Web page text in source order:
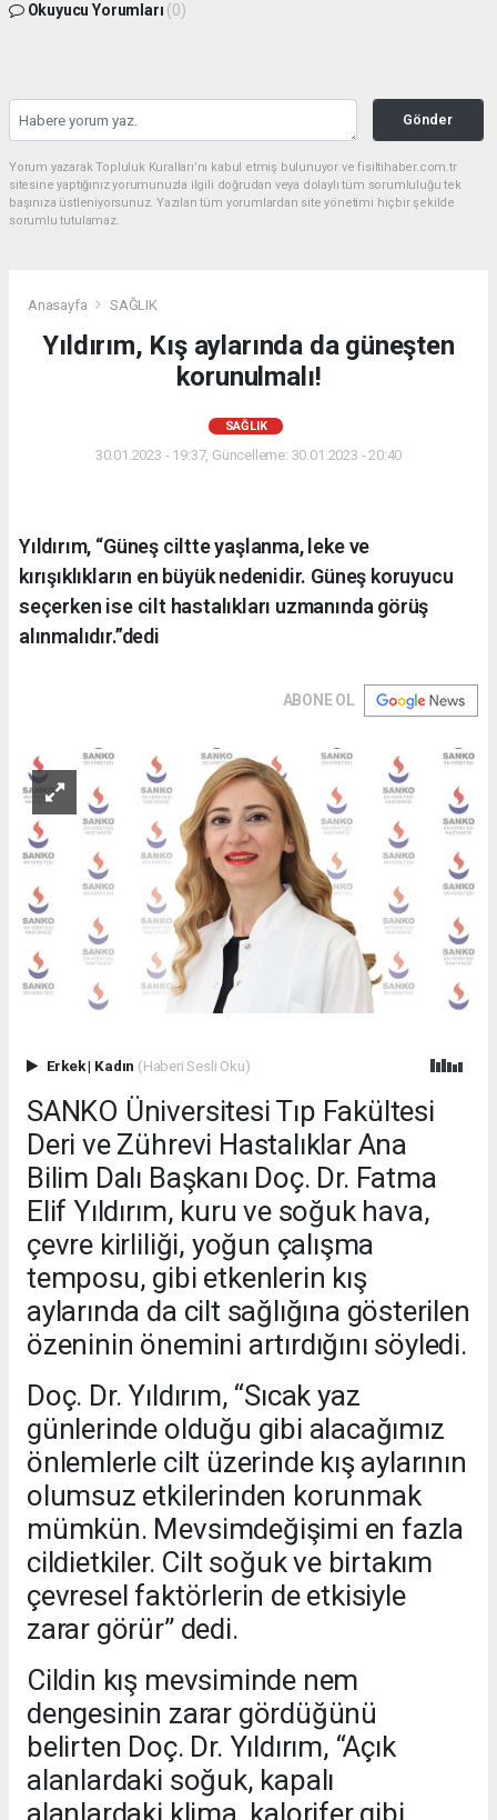
Okuyucu Yorumları (0)
Gönder
Yorum yazarak Topluluk Kuralları’nı kabul etmiş bulunuyor ve fisiltihaber.com.tr
sitesine yaptığınız yorumunuzla ilgili doğrudan veya dolaylı tüm sorumluluğu tek
başınıza üstleniyorsunuz. Yazılan tüm yorumlardan site yönetimi hiçbir şekilde
sorumlu tutulamaz.
Anasayfa SAĞLIK
Yıldırım, Kış aylarında da güneşten
korunulmalı!
SAĞLIK
30.01.2023 - 19:37, Güncelleme: 30.01.2023 - 20:40
Yıldırım, “Güneş ciltte yaşlanma, leke ve
kırışıklıkların en büyük nedenidir. Güneş koruyucu
seçerken ise cilt hastalıkları uzmanında görüş
alınmalıdır.”dedi
ABONE OL
Erkek| Kadın (Haberi Sesli Oku)
SANKO Üniversitesi Tıp Fakültesi
Deri ve Zührevi Hastalıklar Ana
Bilim Dalı Başkanı Doç. Dr. Fatma
Elif Yıldırım, kuru ve soğuk hava,
çevre kirliliği, yoğun çalışma
temposu, gibi etkenlerin kış
aylarında da cilt sağlığına gösterilen
özeninin önemini artırdığını söyledi.
Doç. Dr. Yıldırım, “Sıcak yaz
günlerinde olduğu gibi alacağımız
önlemlerle cilt üzerinde kış aylarının
olumsuz etkilerinden korunmak
mümkün. Mevsimdeğişimi en fazla
cildietkiler. Cilt soğuk ve birtakım
çevresel faktörlerin de etkisiyle
zarar görür” dedi.
Cildin kış mevsiminde nem
dengesinin zarar gördüğünü
belirten Doç. Dr. Yıldırım, “Açık
alanlardaki soğuk, kapalı